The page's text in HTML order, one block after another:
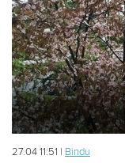
27.04 11:51 | Bindu